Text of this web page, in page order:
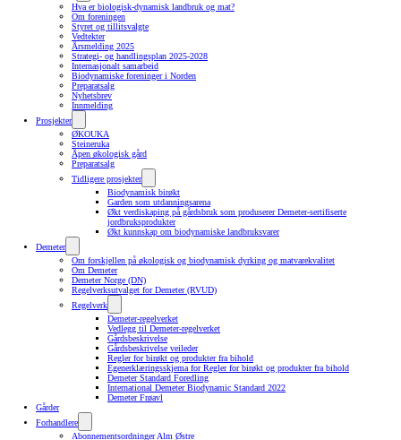
Hva er biologisk-dynamisk landbruk og mat?
Om foreningen
Styret og tillitsvalgte
Vedtekter
Årsmelding 2025
Strategi- og handlingsplan 2025-2028
Internasjonalt samarbeid
Biodynamiske foreninger i Norden
Preparatsalg
Nyhetsbrev
Innmelding
Prosjekter
ØKOUKA
Steineruka
Åpen økologisk gård
Preparatsalg
Tidligere prosjekter
Biodynamisk birøkt
Garden som utdanningsarena
Økt verdiskaping på gårdsbruk som produserer Demeter-sertifiserte
jordbruksprodukter
Økt kunnskap om biodynamiske landbruksvarer
Demeter
Om forskjellen på økologisk og biodynamisk dyrking og matvarekvalitet
Om Demeter
Demeter Norge (DN)
Regelverksutvalget for Demeter (RVUD)
Regelverk
Demeter-regelverket
Vedlegg til Demeter-regelverket
Gårdsbeskrivelse
Gårdsbeskrivelse veileder
Regler for birøkt og produkter fra bihold
Egenerklæringsskjema for Regler for birøkt og produkter fra bihold
Demeter Standard Foredling
International Demeter Biodynamic Standard 2022
Demeter Frøavl
Gårder
Forhandlere
Abonnementsordninger Alm Østre